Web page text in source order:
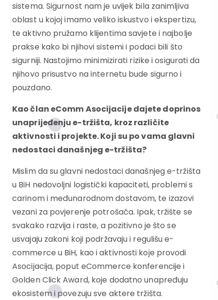
sistema. Sigurnost nam je uvijek bila zanimljiva
oblast u kojoj imamo veliko iskustvo i ekspertizu,
te aktivno pružamo klijentima savjete i najbolje
prakse kako bi njihovi sistemi i podaci bili što
sigurniji. Nastojimo minimizirati rizike i osigurati da
njihovo prisustvo na internetu bude sigurno i
pouzdano.
Kao član eComm Asocijacije dajete doprinos
unaprijeđenju e-tržišta, kroz različite
aktivnosti i projekte. Koji su po vama glavni
nedostaci današnjeg e-tržišta?
Mislim da su glavni nedostaci današnjeg e-tržišta
u BiH nedovoljni logistički kapaciteti, problemi s
carinom i međunarodnom dostavom, te izazovi
vezani za povjerenje potrošača. Ipak, tržište se
svakako razvija i raste, a pozitivno je što se
usvajaju zakoni koji podržavaju i regulišu e-
commerce u BiH, kao i aktivnosti koje provodi
Asocijacija, poput eCommerce konferencije i
Golden Click Award, koje dodatno unapređuju
ekosistem i povezuju sve aktere tržišta.